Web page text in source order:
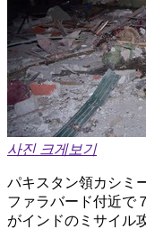
사진 크게보기
パキスタン領カシミ
ファラバード付近で
がインドのミサイル